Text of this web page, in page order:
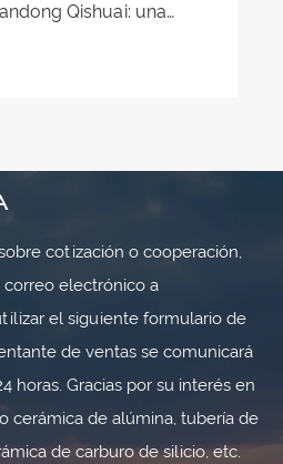
Qishuai: una
resistentes al
cotización o cooperación,
electrónico a
el siguiente formulario de
de ventas se comunicará
horas. Gracias por su interés en
cerámica de alúmina, tubería de
de carburo de silicio, etc.